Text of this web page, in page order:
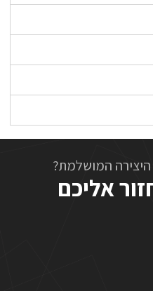
המושלמת?
אליכם